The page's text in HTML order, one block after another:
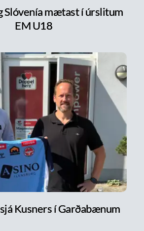
Slóvenía mætast í úrslitum
EM U18
Kusners í Garðabænum